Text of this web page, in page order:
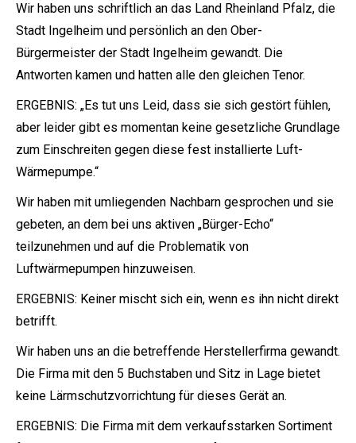
Wir haben uns schriftlich an das Land Rheinland Pfalz, die
Stadt Ingelheim und persönlich an den Ober-
Bürgermeister der Stadt Ingelheim gewandt. Die
Antworten kamen und hatten alle den gleichen Tenor.
ERGEBNIS: „Es tut uns Leid, dass sie sich gestört fühlen,
aber leider gibt es momentan keine gesetzliche Grundlage
zum Einschreiten gegen diese fest installierte Luft-
Wärmepumpe.“
Wir haben mit umliegenden Nachbarn gesprochen und sie
gebeten, an dem bei uns aktiven „Bürger-Echo“
teilzunehmen und auf die Problematik von
Luftwärmepumpen hinzuweisen.
ERGEBNIS: Keiner mischt sich ein, wenn es ihn nicht direkt
betrifft.
Wir haben uns an die betreffende Herstellerfirma gewandt.
Die Firma mit den 5 Buchstaben und Sitz in Lage bietet
keine Lärmschutzvorrichtung für dieses Gerät an.
ERGEBNIS: Die Firma mit dem verkaufsstarken Sortiment